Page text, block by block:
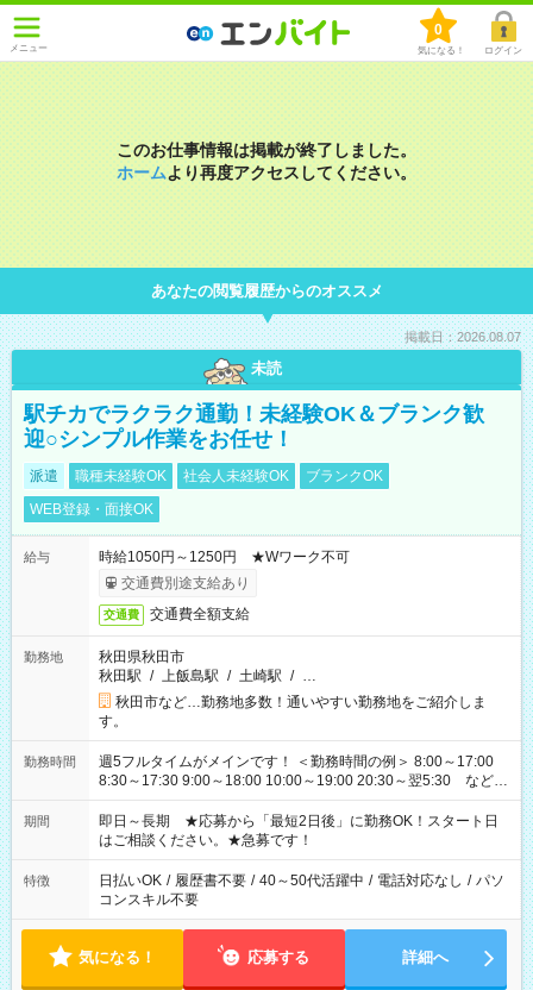
メニュー
0
気になる！ ログイン
このお仕事情報は掲載が終了しました。
ホームより再度アクセスしてください。
あなたの閲覧履歴からのオススメ
掲載日：2026.08.07
未読
駅チカでラクラク通勤！未経験OK＆ブランク歓
迎○シンプル作業をお任せ！
派遣 職種未経験OK 社会人未経験OK
ブランクOK
WEB登録・面接OK
給与
時給1050円～1250円 ★Wワーク不可
交通費別途支給あり
交通費 交通費全額支給
勤務地
秋田県秋田市
秋田駅 / 上飯島駅 / 土崎駅 / …
秋田市など…勤務地多数！通いやすい勤務地をご紹介しま
す。
勤務時間
週5フルタイムがメインです！ ＜勤務時間の例＞ 8:00～17:00
8:30～17:30 9:00～18:00 10:00～19:00 20:30～翌5:30 など ★
その他にも勤務時間多数！ 日勤のみ、残業なし、交替制など
ご希望を教えてください！
期間
即日～長期 ★応募から「最短2日後」に勤務OK！スタート日
はご相談ください。★急募です！
特徴 日払いOK / 履歴書不要 / 40～50代活躍中 / 電話対応なし / パソ
コンスキル不要
気になる！ 応募する 詳細へ